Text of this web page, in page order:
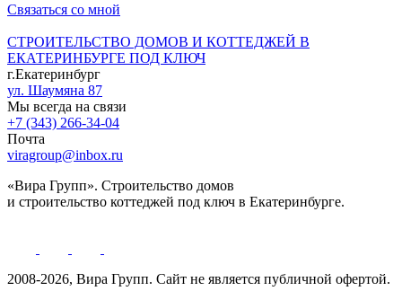
Связаться со мной
СТРОИТЕЛЬСТВО ДОМОВ И КОТТЕДЖЕЙ В
ЕКАТЕРИНБУРГЕ ПОД КЛЮЧ
г.Екатеринбург
ул. Шаумяна 87
Мы всегда на связи
+7 (343) 266-34-04
Почта
viragroup@inbox.ru
«Вира Групп». Строительство домов
и строительство коттеджей под ключ в Екатеринбурге.
2008-2026, Вира Групп. Cайт не является публичной офертой.